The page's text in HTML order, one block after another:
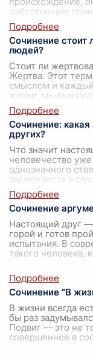
собственным
Сочинение стоит
людей?
Стоит ли
Жертва. Этот
смыслом и каждый
жизни, мы
Сочинение:
других?
Что значит
человечество
однозначного
заключается в
Сочинение
Настоящий друг —
горой и готов
испытания. В
такого человека,
Сочинение "В
В жизни всегда
бы раз
Подвиг — это не
совершенное в